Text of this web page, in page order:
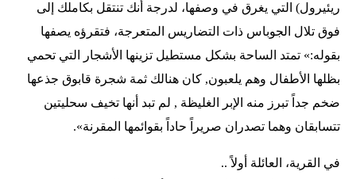
ريئيرول) التي يغرق في وصفها، لدرجة أنك تنتقل بكاملك إلى
فوق تلال الجوباس ذات التضاريس المتعرجة، فتقرؤه يصفها
بقوله:» تمتد الساحة بشكل مستطيل تزينها الأشجار التي تحمي
بظلها الأطفال وهم يلعبون, كان هنالك ثمة شجرة قابوق جذعها
ضخم جداً تبرز منه الإبر الغليظة , لم تبد أنها تخيف سحليتين
تتسابقان وهما تصدران صريراً حاداً بقوائمها المقرنة».
في القرية، العائلة أولاً ..